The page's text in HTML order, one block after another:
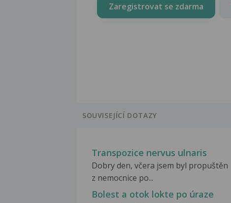
Zaregistrovat se zdarma
SOUVISEJÍCÍ DOTAZY
Transpozice nervus ulnaris
Dobry den, včera jsem byl propuštěn
z nemocnice po...
Bolest a otok lokte po úraze